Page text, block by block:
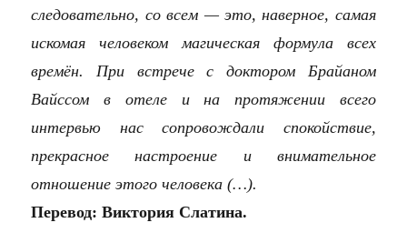
следовательно, со всем — это, наверное, самая
искомая человеком магическая формула всех
времён. При встрече с доктором Брайаном
Вайссом в отеле и на протяжении всего
интервью нас сопровождали спокойствие,
прекрасное настроение и внимательное
отношение этого человека (…).
Перевод: Виктория Слатина.